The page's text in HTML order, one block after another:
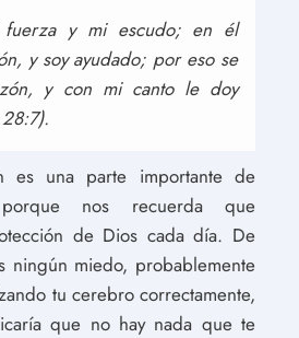
fuerza y mi escudo; en él
y soy ayudado; por eso se
y con mi canto le doy
es una parte importante de
nos recuerda que
de Dios cada día. De
ningún miedo, probablemente
tu cerebro correctamente,
que no hay nada que te